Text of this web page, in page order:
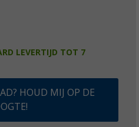
LEVERTIJD TOT 7
HOUD MIJ OP DE